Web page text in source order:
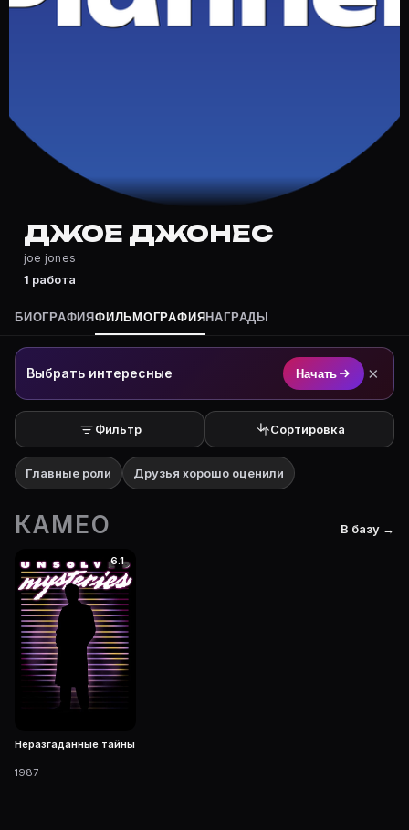
Где снимался Джое Джонес?
Джое Джонес — актёр. Биография и роли на
Где открыть фильмографию Джое Джонес?
На Movie Planner: https://movie-planner.ru/s/
ДЖОЕ ДЖОНЕС
joe jones
1 работа
БИОГРАФИЯФИЛЬМОГРАФИЯ НАГРАДЫ
Выбрать интересные Начать ×
Фильтр Сортировка
Главные роли Друзья хорошо оценили
КАМЕО В базу →
6.1
Неразгаданные тайны
1987